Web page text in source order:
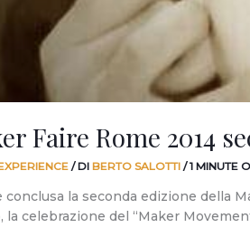
Faire Rome 2014
/ DI BERTO SALOTTI /1 MINUTE
conclusa la seconda edizione della
la celebrazione del “Maker